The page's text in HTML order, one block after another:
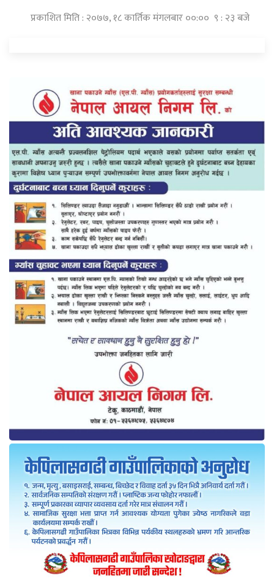
प्रकाशित मिति : २०७७, १८ कार्तिक मंगलबार ००:०० ९ : २३ बजे